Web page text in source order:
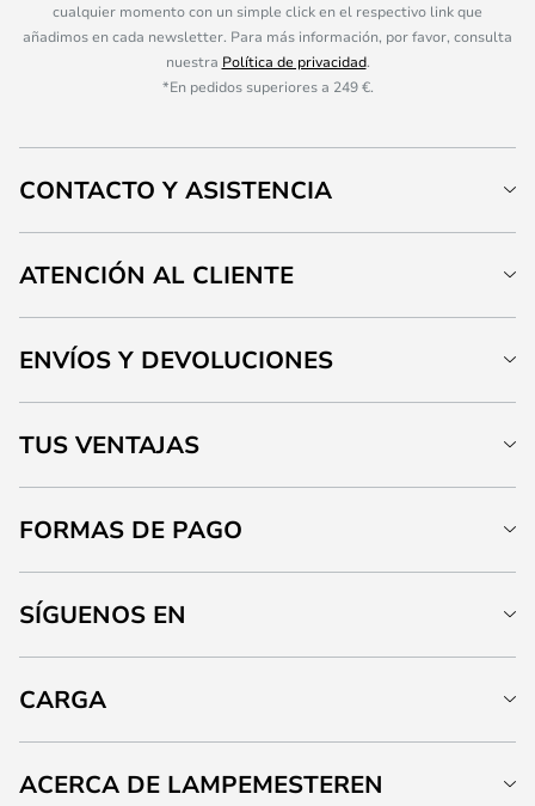
cualquier momento con un simple click en el respectivo link que
añadimos en cada newsletter. Para más información, por favor, consulta
nuestra Política de privacidad.
*En pedidos superiores a 249 €.
CONTACTO Y ASISTENCIA
ATENCIÓN AL CLIENTE
ENVÍOS Y DEVOLUCIONES
TUS VENTAJAS
FORMAS DE PAGO
SÍGUENOS EN
CARGA
ACERCA DE LAMPEMESTEREN